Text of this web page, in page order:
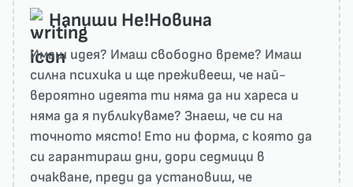
Напиши He!Новина
Имаш идея? Имаш свободно време? Имаш
силна психика и ще преживееш, че най-
вероятно идеята ти няма да ни харесa и
няма да я публикуваме? Знаеш, че си на
точното място! Ето ни форма, с която да
си гарантираш дни, дори седмици в
очакване, преди да установиш, че